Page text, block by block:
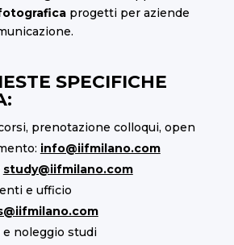
progetti per aziende
SPECIFICHE
prenotazione colloqui, open
info@iifmilano.com
study@iifmilano.com
e ufficio
noleggio studi